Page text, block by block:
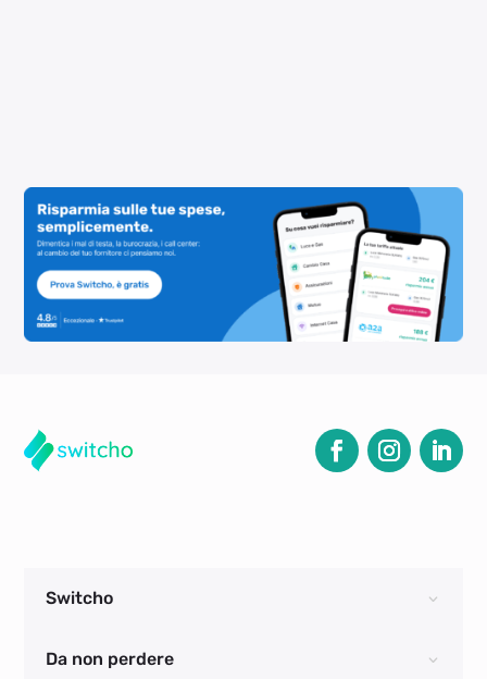
Switcho
Da non perdere